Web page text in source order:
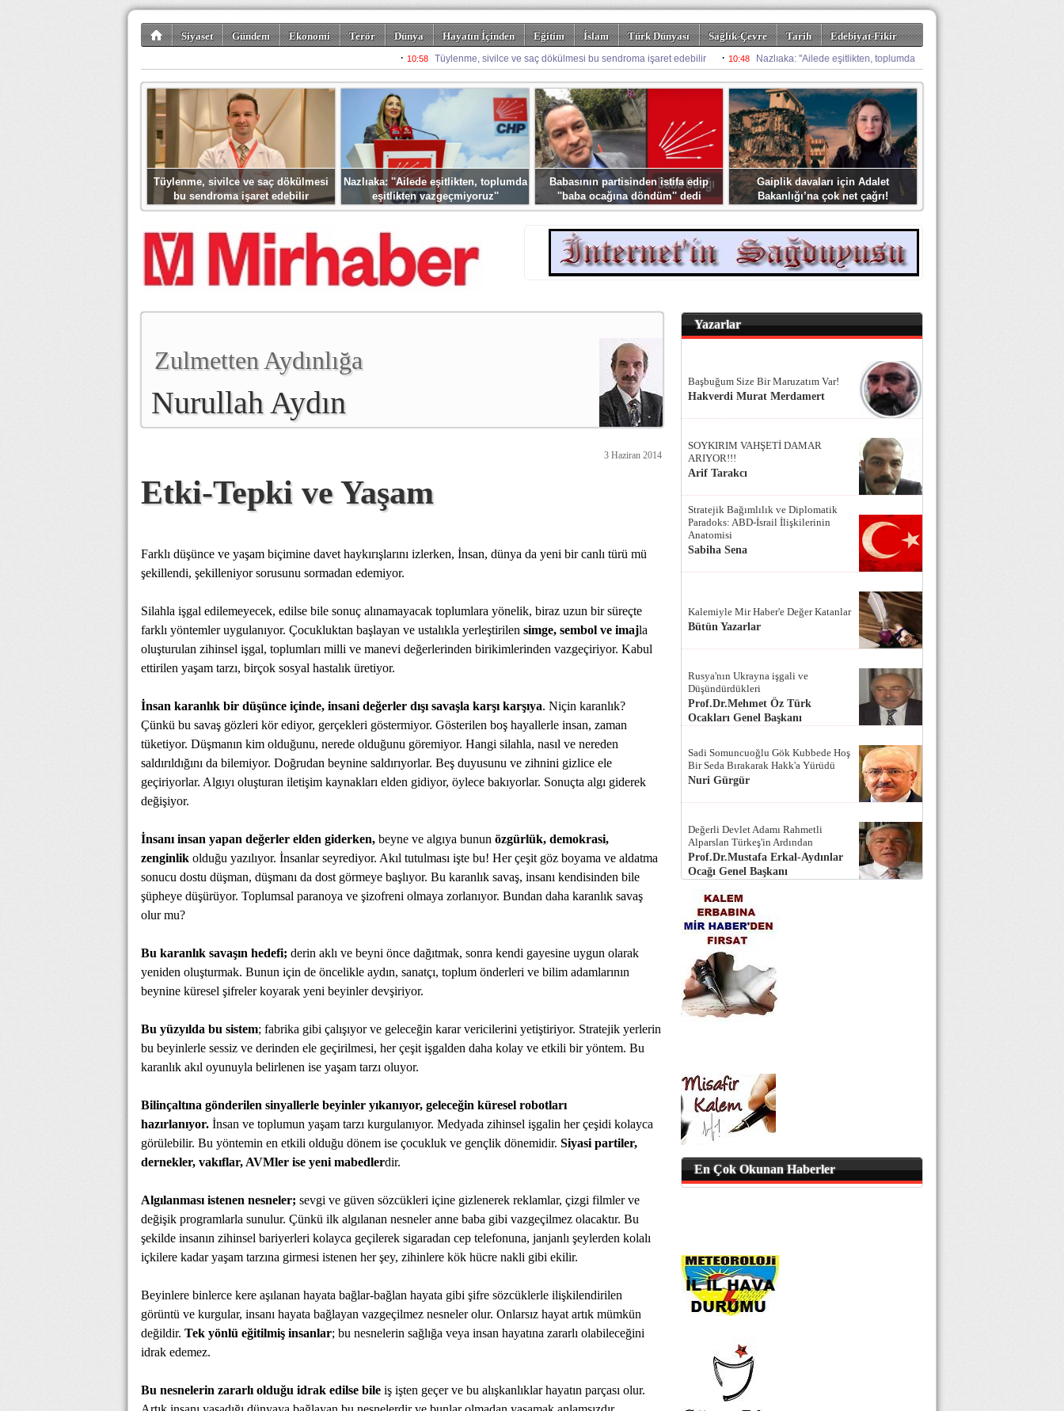
Siyaset Gündem Ekonomi Terör Dünya Hayatın İçinden Eğitim İslam Türk Dünyası Sağlık-Çevre Tarih
Edebiyat-Fikir
Spor Misafir Kalem Foto Galeriler
Tüylenme, sivilce ve saç dökülmesi
bu sendroma işaret edebilir
Nazlıaka: ''Ailede eşitlikten, toplumda
eşitlikten vazgeçmiyoruz''
Babasının partisinden istifa edip
''baba ocağına döndüm'' dedi
Gaiplik davaları için Adalet
Bakanlığı’na çok net çağrı!
Zulmetten Aydınlığa
Nurullah Aydın
3 Haziran 2014
Etki-Tepki ve Yaşam
Farklı düşünce ve yaşam biçimine davet haykırışlarını izlerken, İnsan, dünya da yeni bir canlı türü mü
şekillendi, şekilleniyor sorusunu sormadan edemiyor.
Silahla işgal edilemeyecek, edilse bile sonuç alınamayacak toplumlara yönelik, biraz uzun bir süreçte
farklı yöntemler uygulanıyor. Çocukluktan başlayan ve ustalıkla yerleştirilen simge, sembol ve imajla
oluşturulan zihinsel işgal, toplumları milli ve manevi değerlerinden birikimlerinden vazgeçiriyor. Kabul
ettirilen yaşam tarzı, birçok sosyal hastalık üretiyor.
İnsan karanlık bir düşünce içinde, insani değerler dışı savaşla karşı karşıya. Niçin karanlık?
Çünkü bu savaş gözleri kör ediyor, gerçekleri göstermiyor. Gösterilen boş hayallerle insan, zaman
tüketiyor. Düşmanın kim olduğunu, nerede olduğunu göremiyor. Hangi silahla, nasıl ve nereden
saldırıldığını da bilemiyor. Doğrudan beynine saldırıyorlar. Beş duyusunu ve zihnini gizlice ele
geçiriyorlar. Algıyı oluşturan iletişim kaynakları elden gidiyor, öylece bakıyorlar. Sonuçta algı giderek
değişiyor.
İnsanı insan yapan değerler elden giderken, beyne ve algıya bunun özgürlük, demokrasi,
zenginlik olduğu yazılıyor. İnsanlar seyrediyor. Akıl tutulması işte bu! Her çeşit göz boyama ve aldatma
sonucu dostu düşman, düşmanı da dost görmeye başlıyor. Bu karanlık savaş, insanı kendisinden bile
şüpheye düşürüyor. Toplumsal paranoya ve şizofreni olmaya zorlanıyor. Bundan daha karanlık savaş
olur mu?
Bu karanlık savaşın hedefi; derin aklı ve beyni önce dağıtmak, sonra kendi gayesine uygun olarak
yeniden oluşturmak. Bunun için de öncelikle aydın, sanatçı, toplum önderleri ve bilim adamlarının
beynine küresel şifreler koyarak yeni beyinler devşiriyor.
Bu yüzyılda bu sistem; fabrika gibi çalışıyor ve geleceğin karar vericilerini yetiştiriyor. Stratejik yerlerin
bu beyinlerle sessiz ve derinden ele geçirilmesi, her çeşit işgalden daha kolay ve etkili bir yöntem. Bu
karanlık akıl oyunuyla belirlenen ise yaşam tarzı oluyor.
Bilinçaltına gönderilen sinyallerle beyinler yıkanıyor, geleceğin küresel robotları
hazırlanıyor. İnsan ve toplumun yaşam tarzı kurgulanıyor. Medyada zihinsel işgalin her çeşidi kolayca
görülebilir. Bu yöntemin en etkili olduğu dönem ise çocukluk ve gençlik dönemidir. Siyasi partiler,
dernekler, vakıflar, AVMler ise yeni mabedlerdir.
Algılanması istenen nesneler; sevgi ve güven sözcükleri içine gizlenerek reklamlar, çizgi filmler ve
değişik programlarla sunulur. Çünkü ilk algılanan nesneler anne baba gibi vazgeçilmez olacaktır. Bu
şekilde insanın zihinsel bariyerleri kolayca geçilerek sigaradan cep telefonuna, janjanlı şeylerden kolalı
içkilere kadar yaşam tarzına girmesi istenen her şey, zihinlere kök hücre nakli gibi ekilir.
Beyinlere binlerce kere aşılanan hayata bağlar-bağlan hayata gibi şifre sözcüklerle ilişkilendirilen
görüntü ve kurgular, insanı hayata bağlayan vazgeçilmez nesneler olur. Onlarsız hayat artık mümkün
değildir. Tek yönlü eğitilmiş insanlar; bu nesnelerin sağlığa veya insan hayatına zararlı olabileceğini
idrak edemez.
Bu nesnelerin zararlı olduğu idrak edilse bile iş işten geçer ve bu alışkanlıklar hayatın parçası olur.
Yazarlar
Başbuğum Size Bir Maruzatım Var!
Hakverdi Murat Merdamert
SOYKIRIM VAHŞETİ DAMAR
ARIYOR!!!
Arif Tarakcı
Stratejik Bağımlılık ve Diplomatik
Paradoks: ABD-İsrail İlişkilerinin
Anatomisi
Sabiha Sena
Kalemiyle Mir Haber'e Değer Katanlar
Bütün Yazarlar
Rusya'nın Ukrayna işgali ve
Düşündürdükleri
Prof.Dr.Mehmet Öz Türk
Ocakları Genel Başkanı
Sadi Somuncuoğlu Gök Kubbede Hoş
Bir Seda Bırakarak Hakk'a Yürüdü
Nuri Gürgür
Değerli Devlet Adamı Rahmetli
Alparslan Türkeş'in Ardından
Prof.Dr.Mustafa Erkal-Aydınlar
Ocağı Genel Başkanı
En Çok Okunan Haberler